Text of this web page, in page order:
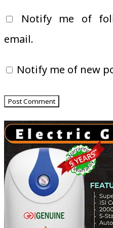
Notify me of
email.
Notify me of new